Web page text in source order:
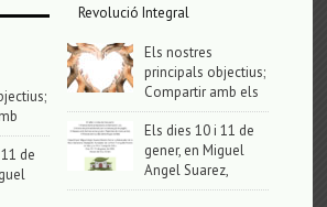
de
Revolució Integral
Els nostres
principals objectius;
Compartir amb els
Els dies 10 i 11 de
gener, en Miguel
Angel Suarez,